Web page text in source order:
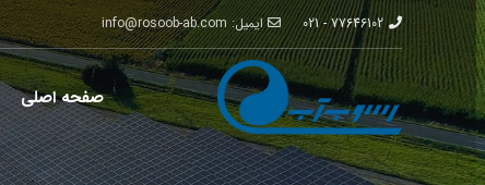
77646102 - 021 ایمیل: info@rosoob-ab.com
صفحه اصلی